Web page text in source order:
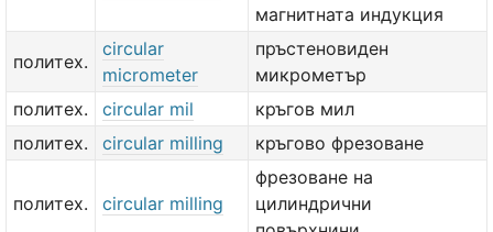
магнитната индукция
политех.
circular
micrometer
пръстеновиден
микрометър
политех.
circular mil
кръгов мил
политех.
circular milling кръгово фрезоване
политех. circular milling
фрезоване на
цилиндрични